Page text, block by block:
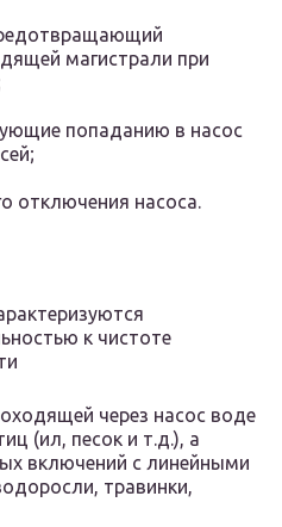
магистрали при
попаданию в насос
отключения насоса.
к чистоте
через насос воде
(ил, песок и т.д.), а
включений с линейными
травинки,